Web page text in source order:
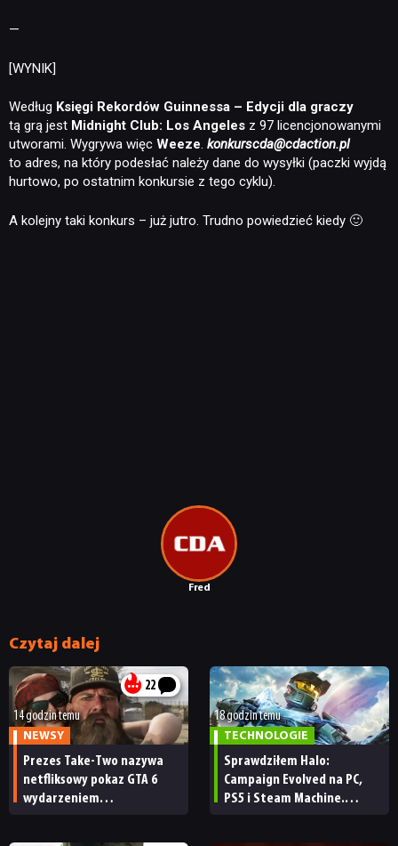
Fred
—
[WYNIK]
Według Księgi Rekordów Guinnessa – Edycji dla graczy
tą grą jest Midnight Club: Los Angeles z 97 licencjonowanymi
utworami. Wygrywa więc Weeze. konkurscda@cdaction.pl
to adres, na który podesłać należy dane do wysyłki (paczki wyjdą
hurtowo, po ostatnim konkursie z tego cyklu).
A kolejny taki konkurs – już jutro. Trudno powiedzieć kiedy 🙂
Czytaj dalej
22
14 godzin temu
NEWSY
Prezes Take-Two nazywa
netfliksowy pokaz GTA 6
wydarzeniem
18 godzin temu
TECHNOLOGIE
Sprawdziłem Halo:
Campaign Evolved na PC,
PS5 i Steam Machine.